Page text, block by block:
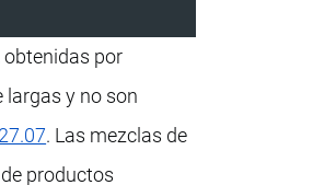
obtenidas por
largas y no son
. Las mezclas de
productos